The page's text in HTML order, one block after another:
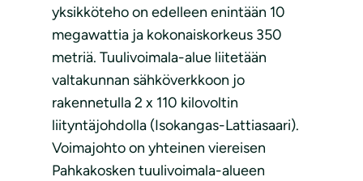
yksikköteho on edelleen enintään 10
megawattia ja kokonaiskorkeus 350
metriä. Tuulivoimala-alue liitetään
valtakunnan sähköverkkoon jo
rakennetulla 2 x 110 kilovoltin
liityntäjohdolla (Isokangas-Lattiasaari).
Voimajohto on yhteinen viereisen
Pahkakosken tuulivoimala-alueen